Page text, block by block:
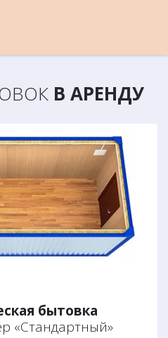
В АРЕНДУ
бытовка
«Стандартный»